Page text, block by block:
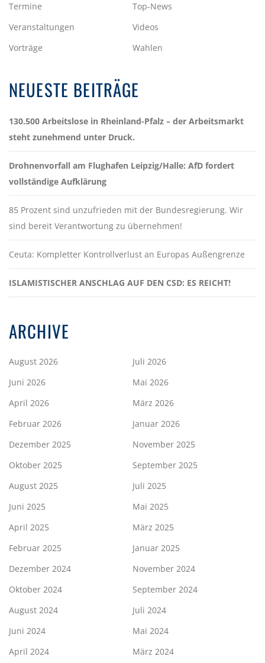
Termine
Top-News
Veranstaltungen
Videos
Vorträge
Wahlen
NEUESTE BEITRÄGE
130.500 Arbeitslose in Rheinland-Pfalz – der Arbeitsmarkt
steht zunehmend unter Druck.
Drohnenvorfall am Flughafen Leipzig/Halle: AfD fordert
vollständige Aufklärung
85 Prozent sind unzufrieden mit der Bundesregierung. Wir
sind bereit Verantwortung zu übernehmen!
Ceuta: Kompletter Kontrollverlust an Europas Außengrenze
ISLAMISTISCHER ANSCHLAG AUF DEN CSD: ES REICHT!
ARCHIVE
August 2026
Juli 2026
Juni 2026
Mai 2026
April 2026
März 2026
Februar 2026
Januar 2026
Dezember 2025
November 2025
Oktober 2025
September 2025
August 2025
Juli 2025
Juni 2025
Mai 2025
April 2025
März 2025
Februar 2025
Januar 2025
Dezember 2024
November 2024
Oktober 2024
September 2024
August 2024
Juli 2024
Juni 2024
Mai 2024
April 2024
März 2024